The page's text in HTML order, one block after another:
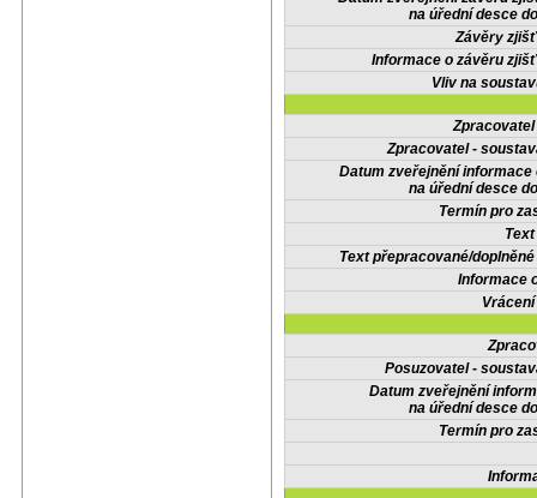
na úřední desce
Závěry
Informace o závěru
Vliv na
Zpracovatel -
Datum zveřejnění informace
na úřední desce
Termín pro
Text přepracované/
Informace
Posuzovatel -
Datum zveřejnění
na úřední desce
Termín pro